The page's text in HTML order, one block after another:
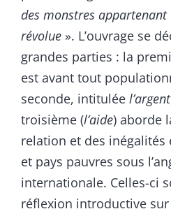
des monstres appartenant
révolue ». L’ouvrage se
grandes parties : la
est avant tout
seconde, intitulée l’argent
troisième (l’aide) aborde
relation et des inégalités
et pays pauvres sous
internationale. Celles-ci
réflexion introductive